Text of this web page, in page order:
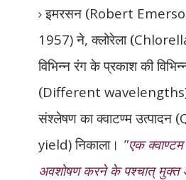
इमरसन (Robert
1957)ने,क्लोरेला (
विभिन्न रंग के प्रकाश की
(Different
संश्लेषण का क्वाटण्म उत्पादन (
yield)निकाला। "एक
अवशोषण करने के पश्चात्